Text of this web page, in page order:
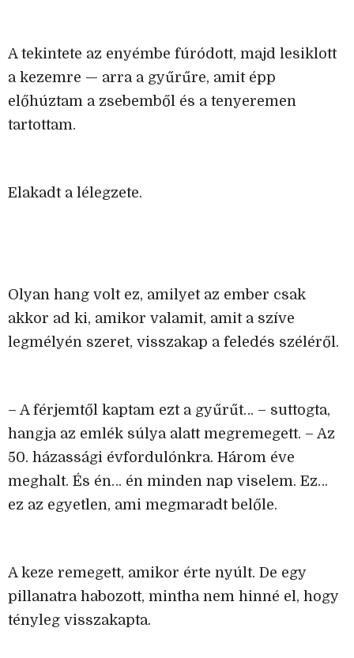
A tekintete az enyémbe fúródott, majd lesiklott
a kezemre — arra a gyűrűre, amit épp
előhúztam a zsebemből és a tenyeremen
tartottam.
Elakadt a lélegzete.
Olyan hang volt ez, amilyet az ember csak
akkor ad ki, amikor valamit, amit a szíve
legmélyén szeret, visszakap a feledés széléről.
– A férjemtől kaptam ezt a gyűrűt… – suttogta,
hangja az emlék súlya alatt megremegett. – Az
50. házassági évfordulónkra. Három éve
meghalt. És én… én minden nap viselem. Ez…
ez az egyetlen, ami megmaradt belőle.
A keze remegett, amikor érte nyúlt. De egy
pillanatra habozott, mintha nem hinné el, hogy
tényleg visszakapta.